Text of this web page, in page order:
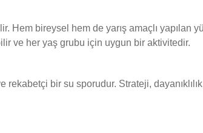
Hem bireysel hem de yarış amaçlı yapılan
ve her yaş grubu için uygun bir aktivitedir.
rekabetçi bir su sporudur. Strateji,